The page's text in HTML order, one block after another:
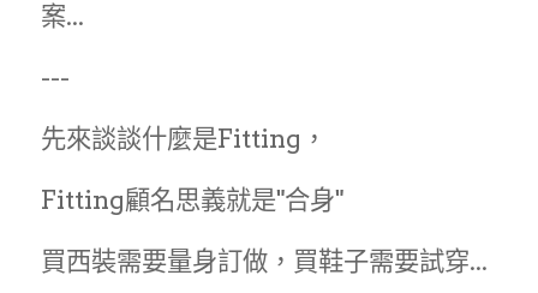
輪組、外胎
案...
---
先來談談什麼是Fitting，
Fitting顧名思義就是"合身"
買西裝需要量身訂做，買鞋子需要試穿...